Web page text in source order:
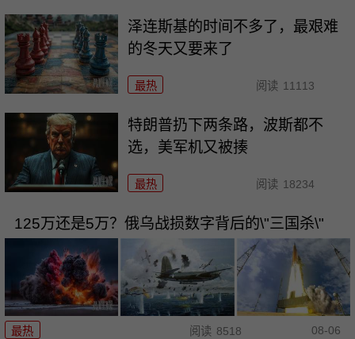
泽连斯基的时间不多了，最艰难
的冬天又要来了
最热 阅读 11113
特朗普扔下两条路，波斯都不
选，美军机又被揍
最热 阅读 18234
125万还是5万？俄乌战损数字背后的\"三国杀\"
最热 阅读 8518 08-06